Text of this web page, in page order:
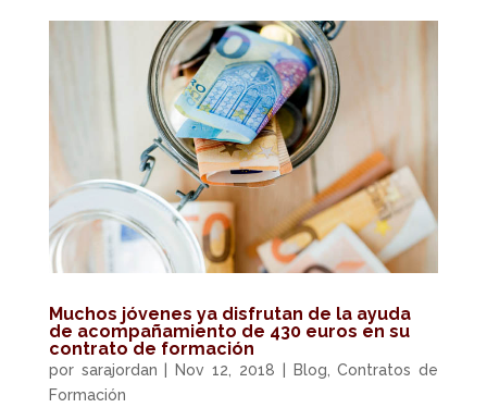
Muchos jóvenes ya disfrutan de la ayuda
de acompañamiento de 430 euros en su
contrato de formación
por sarajordan Nov 12, 2018 Blog ,Contratos de
Formación